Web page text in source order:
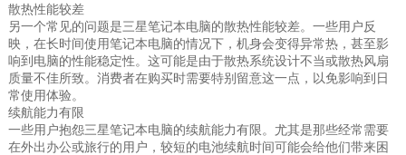
散热性能较差
另一个常见的问题是三星笔记本电脑的散热性能较差。一些用户反
映，在长时间使用笔记本电脑的情况下，机身会变得异常热，甚至影
响到电脑的性能稳定性。这可能是由于散热系统设计不当或散热风扇
质量不佳所致。消费者在购买时需要特别留意这一点，以免影响到日
常使用体验。
续航能力有限
一些用户抱怨三星笔记本电脑的续航能力有限。尤其是那些经常需要
在外出办公或旅行的用户，较短的电池续航时间可能会给他们带来困